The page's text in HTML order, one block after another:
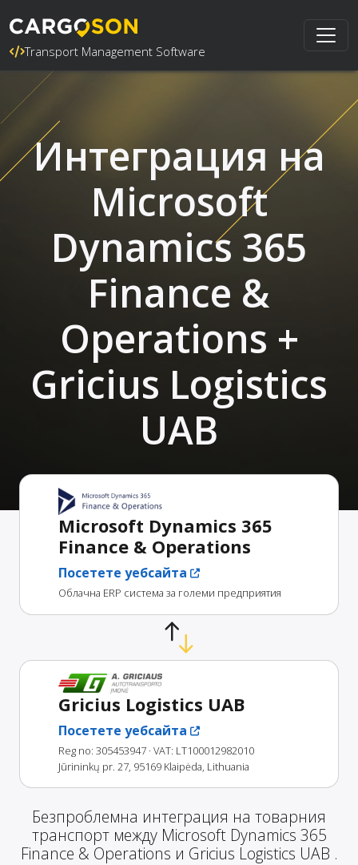
Transport Management Software
Интеграция на
Microsoft
Dynamics 365
Finance &
Operations +
Gricius Logistics
UAB
Microsoft Dynamics 365
Finance & Operations
Посетете уебсайта
Облачна ERP система за големи предприятия
Gricius Logistics UAB
Посетете уебсайта
Reg no: 305453947 · VAT: LT100012982010
Jūrininkų pr. 27, 95169 Klaipėda, Lithuania
Безпроблемна интеграция на товарния
транспорт между Microsoft Dynamics 365
Finance & Operations и Gricius Logistics UAB .